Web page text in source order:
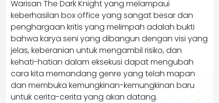
Warisan The Dark Knight yang melampaui
keberhasilan box office yang sangat besar dan
penghargaan kritis yang melimpah adalah bukti
bahwa karya seni yang dibangun dengan visi yang
jelas, keberanian untuk mengambil risiko, dan
kehati-hatian dalam eksekusi dapat mengubah
cara kita memandang genre yang telah mapan
dan membuka kemungkinan-kemungkinan baru
untuk cerita-cerita yang akan datang.